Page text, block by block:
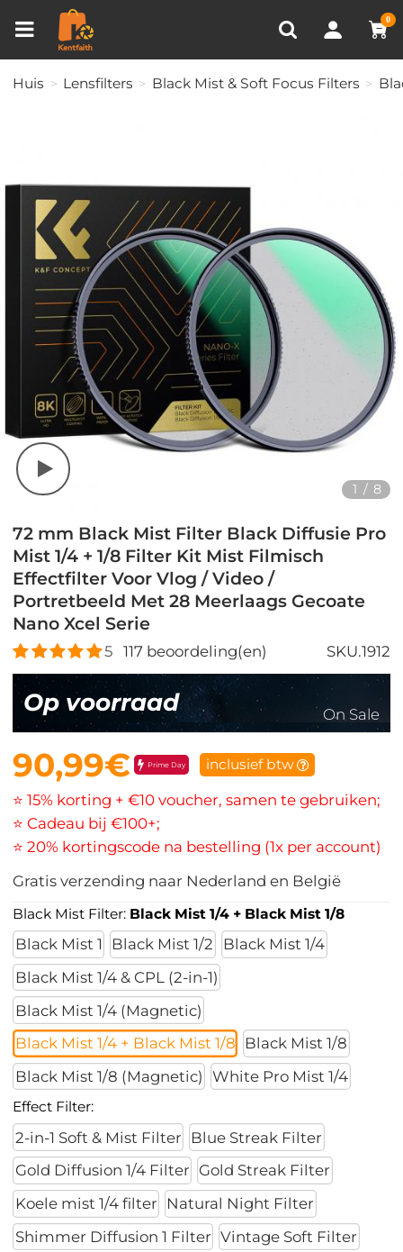
0
RECENT BEKEKEN
Huis Lensfilters Black Mist & Soft Focus Filters
1 / 8
72 mm Black Mist Filter Black Diffusie Pro
Mist 1/4 + 1/8 Filter Kit Mist Filmisch
Effectfilter Voor Vlog / Video /
Portretbeeld Met 28 Meerlaags Gecoate
Nano Xcel Serie
5 117 beoordeling(en) SKU.1912
Op voorraad On Sale
90,99€ Prime Day inclusief btw
⭐ 15% korting + €10 voucher, samen te gebruiken;
⭐ Cadeau bij €100+;
⭐ 20% kortingscode na bestelling (1x per account)
Gratis verzending naar Nederland en België
Black Mist Filter: Black Mist 1/4 + Black Mist 1/8
Black Mist 1 Black Mist 1/2
Black Mist 1/4
Black Mist 1/4 & CPL (2-in-1)
Black Mist 1/4 (Magnetic)
Black Mist 1/4 + Black Mist 1/8
Black Mist 1/8
Black Mist 1/8 (Magnetic)
White Pro Mist 1/4
Effect Filter:
2-in-1 Soft & Mist Filter
Blue Streak Filter
Gold Diffusion 1/4 Filter Gold Streak Filter
Koele mist 1/4 filter
Natural Night Filter
Shimmer Diffusion 1 Filter Vintage Soft Filter